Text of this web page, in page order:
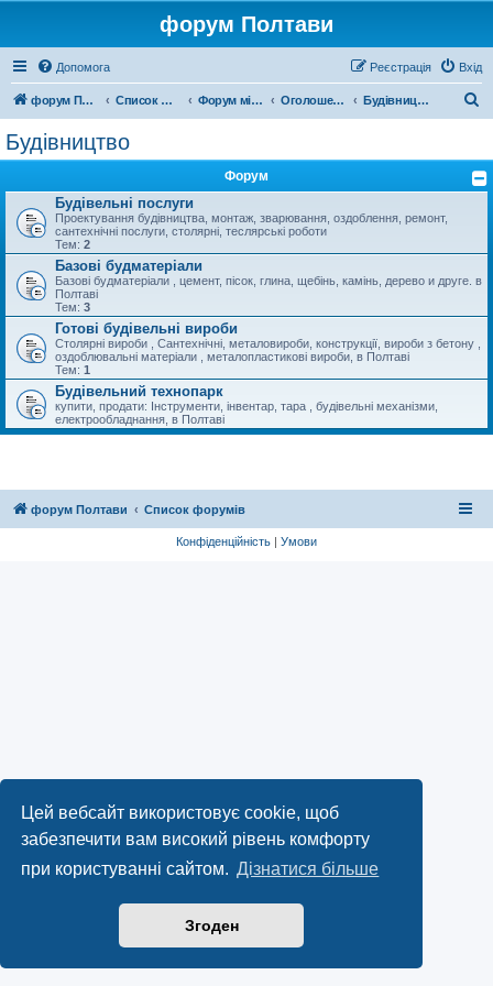
Цей вебсайт використовує cookie, щоб
забезпечити вам високий рівень комфорту
при користуванні сайтом. Дізнатися більше
Згоден
форум Полтави
Допомога Вхід
Реєстрація
форум Полтави Список форумів Форум міста Полтава Оголошення міста Полтава Будівництво
у
Будівництво
Форум
Будівельні послуги
Проектування будівництва, монтаж, зварювання, оздоблення, ремонт,
сантехнічні послуги, столярні, теслярські роботи
Тем: 2
Базові будматеріали
Базові будматеріали , цемент, пісок, глина, щебінь, камінь, дерево и друге. в
Полтаві
Тем: 3
Готові будівельні вироби
Столярні вироби , Сантехнічні, металовироби, конструкції, вироби з бетону ,
оздоблювальні матеріали , металопластикові вироби, в Полтаві
Тем: 1
Будівельний технопарк
купити, продати: Інструменти, інвентар, тара , будівельні механізми,
електрообладнання, в Полтаві
форум Полтави Список форумів
Конфіденційність | Умови